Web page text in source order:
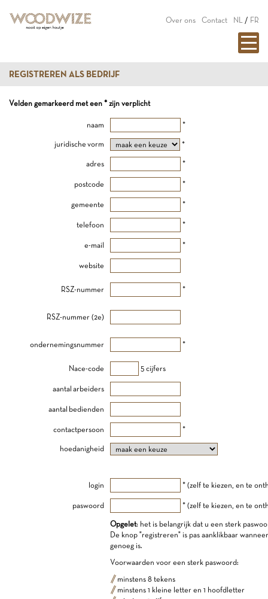
Over ons Contact NL / FR
REGISTREREN ALS BEDRIJF
Velden gemarkeerd met een * zijn verplicht
naam *
juridische vorm *
adres *
postcode *
gemeente *
telefoon *
e-mail *
website
RSZ-nummer *
RSZ-nummer (2e)
ondernemingsnummer *
Nace-code 5 cijfers
aantal arbeiders
aantal bedienden
contactpersoon *
hoedanigheid
login * (zelf te kiezen, en te
paswoord * (zelf te kiezen, en te
Opgelet: het is belangrijk dat u een sterk
De knop "registreren" is pas aanklikbaar
genoeg is.
Voorwaarden voor een sterk paswoord:
minstens 8 tekens
minstens 1 kleine letter en 1 hoofdletter